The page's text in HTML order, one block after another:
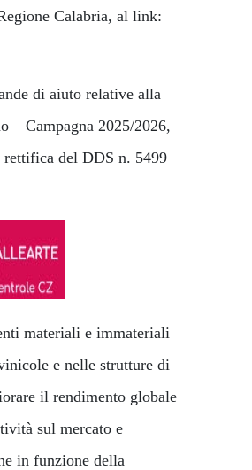
Calabria, al link:
di aiuto relative alla
– Campagna 2025/2026,
rettifica del DDS n. 5499
materiali e immateriali
e nelle strutture di
il rendimento globale
sul mercato e
in funzione della